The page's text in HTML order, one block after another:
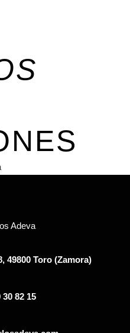
49800 Toro (Zamora)
30 82 15